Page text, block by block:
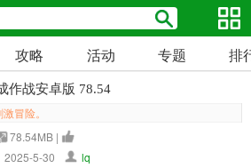
攻略 活动 专题 排
作战安卓版 78.54
冒险。
78.54MB |
2025-5-30 lq